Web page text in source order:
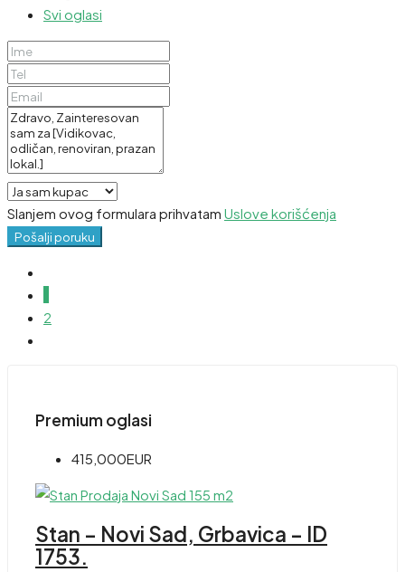
Svi oglasi
Slanjem ovog formulara prihvatam Uslove korišćenja
Pošalji poruku
2
Premium oglasi
415,000EUR
Stan – Novi Sad, Grbavica – ID
1753.